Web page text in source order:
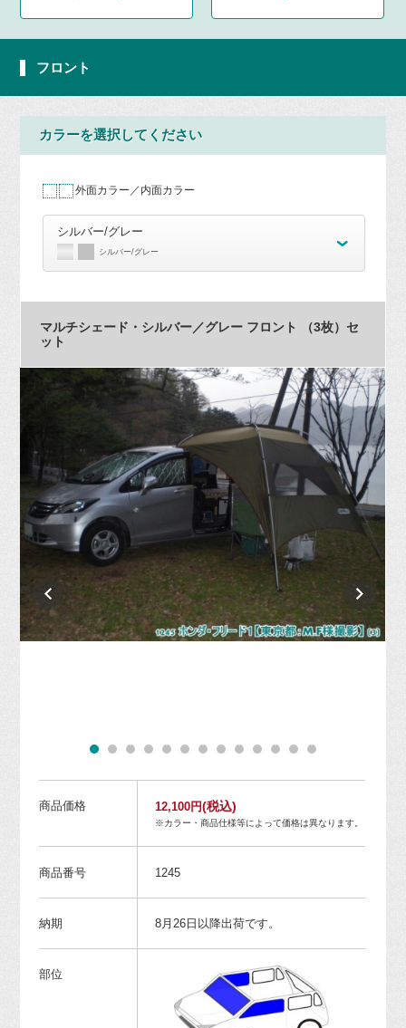
フロント
カラーを選択してください
外面カラー／内面カラー
シルバー/グレー
シルバー/グレー
マルチシェード・シルバー／グレー フロント （3枚）セ
ット
商品価格 12,100円(税込)
※カラー・商品仕様等によって価格は異なります。
商品番号 1245
納期 8月26日以降出荷です。
部位